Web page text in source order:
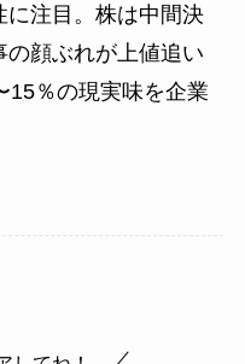
に注目。株は中間決
顔ぶれが上値追い
15％の現実味を企業